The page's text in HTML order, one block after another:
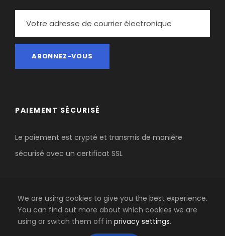
PAIEMENT SÉCURISÉ
Le paiement est crypté et transmis de maniére
sécurisé avec un certificat SSL
We are using cookies to give you the best experience.
You can find out more about which cookies we are
using or switch them off in privacy settings.